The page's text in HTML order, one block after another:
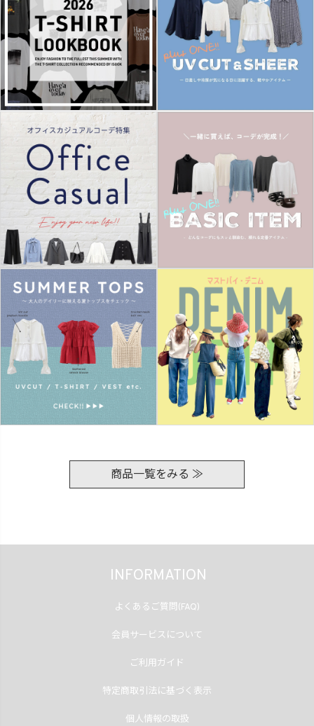
商品一覧をみる ≫
INFORMATION
よくあるご質問(FAQ)
会員サービスについて
ご利用ガイド
特定商取引法に基づく表示
個人情報の取扱